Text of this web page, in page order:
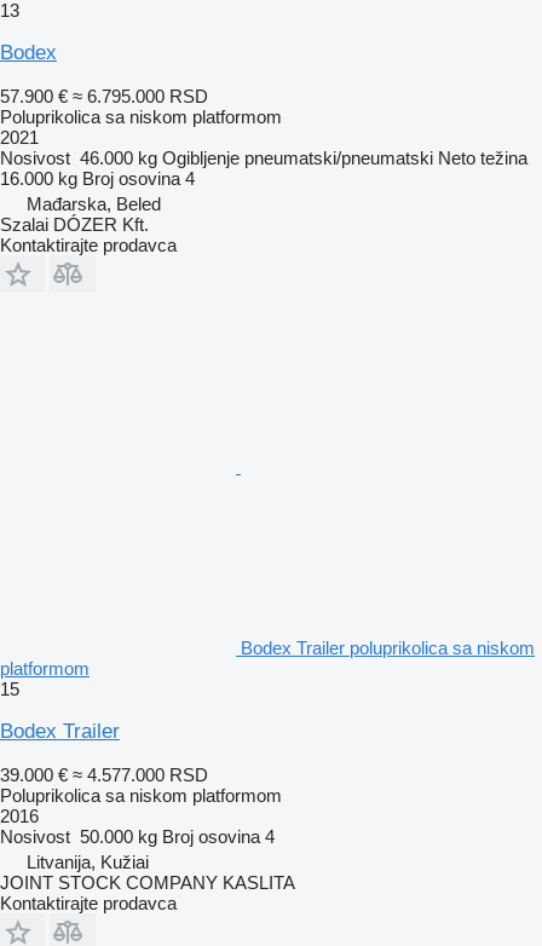
13
Bodex
57.900 € ≈ 6.795.000 RSD
Poluprikolica sa niskom platformom
2021
Nosivost 46.000 kg Ogibljenje pneumatski/pneumatski Neto težina
16.000 kg Broj osovina 4
Mađarska, Beled
Szalai DÓZER Kft.
Kontaktirajte prodavca
Bodex Trailer poluprikolica sa niskom
platformom
15
Bodex Trailer
39.000 € ≈ 4.577.000 RSD
Poluprikolica sa niskom platformom
2016
Nosivost 50.000 kg Broj osovina 4
Litvanija, Kužiai
JOINT STOCK COMPANY KASLITA
Kontaktirajte prodavca